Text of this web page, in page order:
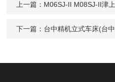
上一篇： M06SJ-II M08SJ-II津
下一篇： 台中精机立式车床(台